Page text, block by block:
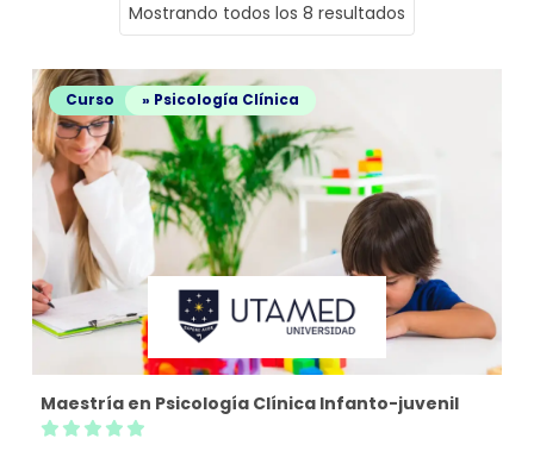
Mostrando todos los 8 resultados
Curso » Psicología Clínica
Maestría en Psicología Clínica Infanto-juvenil